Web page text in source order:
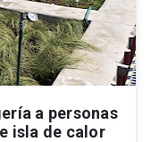
a personas
isla de calor